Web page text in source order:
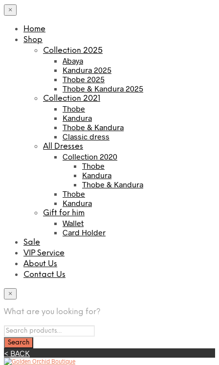
×
Home
Shop
Collection 2025
Abaya
Kandura 2025
Thobe 2025
Thobe & Kandura 2025
Collection 2021
Thobe
Kandura
Thobe & Kandura
Classic dress
All Dresses
Collection 2020
Thobe
Kandura
Thobe & Kandura
Thobe
Kandura
Gift for him
Wallet
Card Holder
Sale
VIP Service
About Us
Contact Us
×
What are you looking for?
< BACK